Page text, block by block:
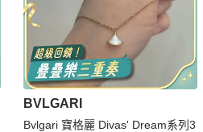
BVLGARI
Bvlgari 寶格麗 Divas' Dream系列3